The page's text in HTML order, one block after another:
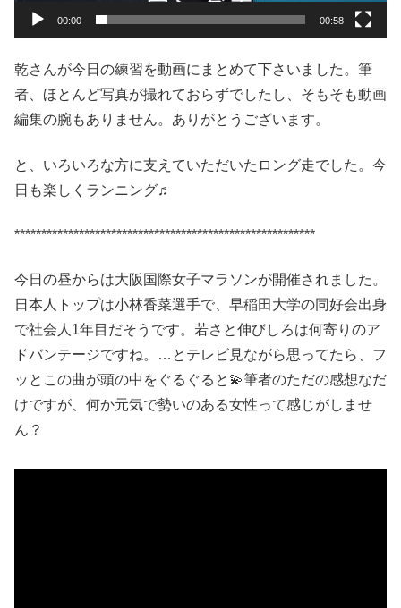
00:00 00:58
乾さんが今日の練習を動画にまとめて下さいました。筆
者、ほとんど写真が撮れておらずでしたし、そもそも動画
編集の腕もありません。ありがとうございます。
と、いろいろな方に支えていただいたロング走でした。今
日も楽しくランニング♬
********************************************************
今日の昼からは大阪国際女子マラソンが開催されました。
日本人トップは小林香菜選手で、早稲田大学の同好会出身
で社会人1年目だそうです。若さと伸びしろは何寄りのア
ドバンテージですね。…とテレビ見ながら思ってたら、フ
ッとこの曲が頭の中をぐるぐると💫筆者のただの感想なだ
けですが、何か元気で勢いのある女性って感じがしませ
ん？